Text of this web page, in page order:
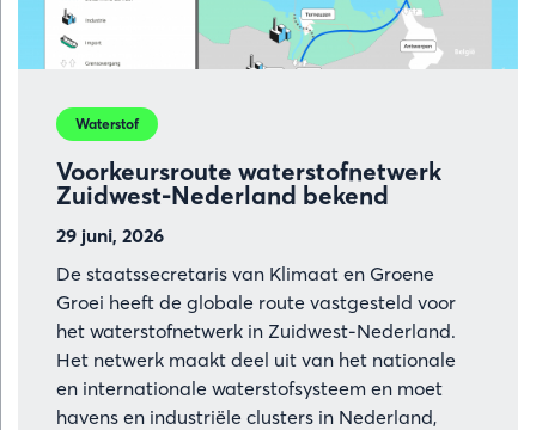
subsidie
voor
VoltH2
Voorkeursroute waterstofnetwerk
Zuidwest-Nederland bekend
29 juni, 2026
Waterstof
De staatssecretaris van Klimaat en Groene
Groei heeft de globale route vastgesteld voor
het waterstofnetwerk in Zuidwest-Nederland.
Het netwerk maakt deel uit van het nationale
en internationale waterstofsysteem en moet
havens en industriële clusters in Nederland,